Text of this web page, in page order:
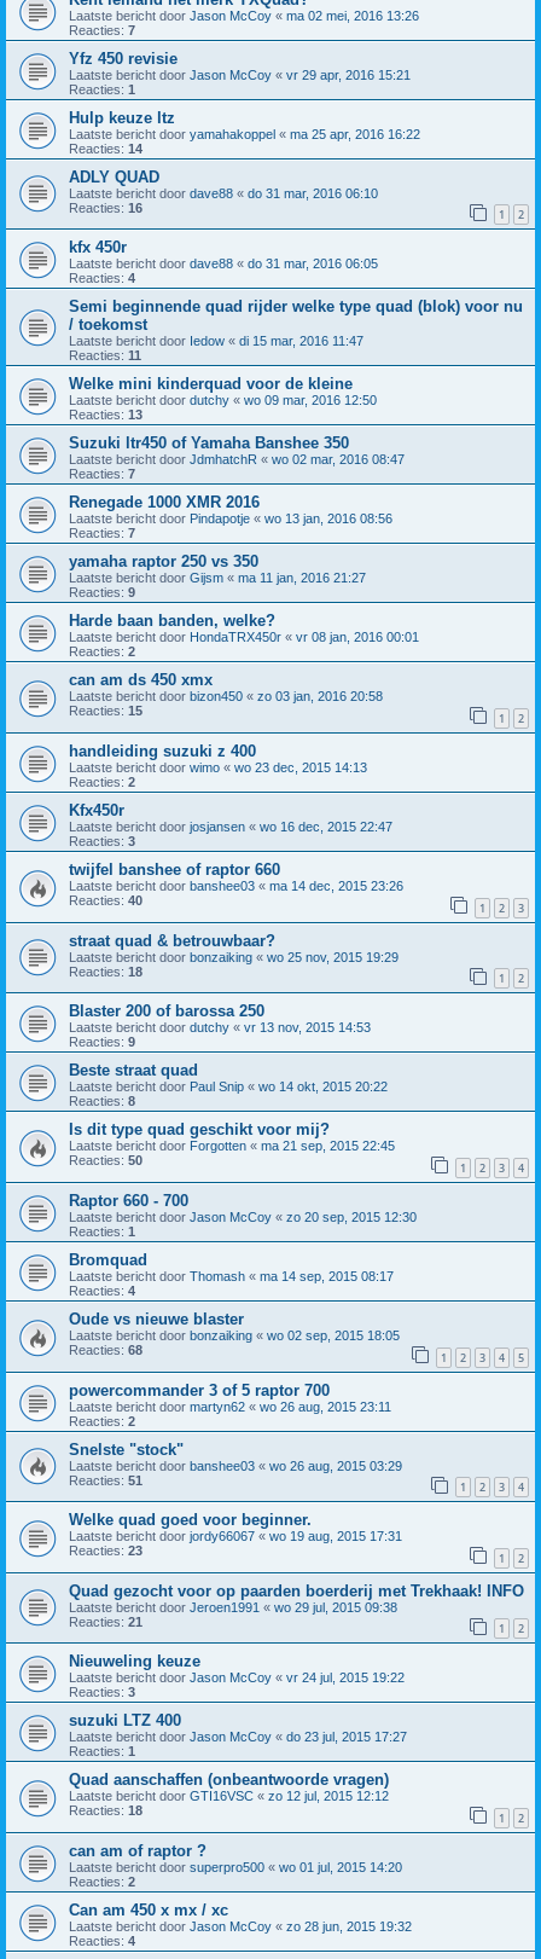
Laatste bericht door Jason McCoy « ma 02 mei, 2016 13:26
Reacties: 7
Yfz 450 revisie
Laatste bericht door Jason McCoy « vr 29 apr, 2016 15:21
Reacties: 1
Hulp keuze ltz
Laatste bericht door yamahakoppel « ma 25 apr, 2016 16:22
Reacties: 14
ADLY QUAD
Laatste bericht door dave88 « do 31 mar, 2016 06:10
Reacties: 16 1 2
kfx 450r
Laatste bericht door dave88 « do 31 mar, 2016 06:05
Reacties: 4
Semi beginnende quad rijder welke type quad (blok) voor nu
/ toekomst
Laatste bericht door Iedow « di 15 mar, 2016 11:47
Reacties: 11
Welke mini kinderquad voor de kleine
Laatste bericht door dutchy « wo 09 mar, 2016 12:50
Reacties: 13
Suzuki ltr450 of Yamaha Banshee 350
Laatste bericht door JdmhatchR « wo 02 mar, 2016 08:47
Reacties: 7
Renegade 1000 XMR 2016
Laatste bericht door Pindapotje « wo 13 jan, 2016 08:56
Reacties: 7
yamaha raptor 250 vs 350
Laatste bericht door Gijsm « ma 11 jan, 2016 21:27
Reacties: 9
Harde baan banden, welke?
Laatste bericht door HondaTRX450r « vr 08 jan, 2016 00:01
Reacties: 2
can am ds 450 xmx
Laatste bericht door bizon450 « zo 03 jan, 2016 20:58
Reacties: 15 1 2
handleiding suzuki z 400
Laatste bericht door wimo « wo 23 dec, 2015 14:13
Reacties: 2
Kfx450r
Laatste bericht door josjansen « wo 16 dec, 2015 22:47
Reacties: 3
twijfel banshee of raptor 660
Laatste bericht door banshee03 « ma 14 dec, 2015 23:26
Reacties: 40 1 2 3
straat quad & betrouwbaar?
Laatste bericht door bonzaiking « wo 25 nov, 2015 19:29
Reacties: 18 1 2
Blaster 200 of barossa 250
Laatste bericht door dutchy « vr 13 nov, 2015 14:53
Reacties: 9
Beste straat quad
Laatste bericht door Paul Snip « wo 14 okt, 2015 20:22
Reacties: 8
Is dit type quad geschikt voor mij?
Laatste bericht door Forgotten « ma 21 sep, 2015 22:45
Reacties: 50 1 2 3 4
Raptor 660 - 700
Laatste bericht door Jason McCoy « zo 20 sep, 2015 12:30
Reacties: 1
Bromquad
Laatste bericht door Thomash « ma 14 sep, 2015 08:17
Reacties: 4
Oude vs nieuwe blaster
Laatste bericht door bonzaiking « wo 02 sep, 2015 18:05
Reacties: 68 1 2 3 4 5
powercommander 3 of 5 raptor 700
Laatste bericht door martyn62 « wo 26 aug, 2015 23:11
Reacties: 2
Snelste "stock"
Laatste bericht door banshee03 « wo 26 aug, 2015 03:29
Reacties: 51 1 2 3 4
Welke quad goed voor beginner.
Laatste bericht door jordy66067 « wo 19 aug, 2015 17:31
Reacties: 23 1 2
Quad gezocht voor op paarden boerderij met Trekhaak! INFO
Laatste bericht door Jeroen1991 « wo 29 jul, 2015 09:38
Reacties: 21 1 2
Nieuweling keuze
Laatste bericht door Jason McCoy « vr 24 jul, 2015 19:22
Reacties: 3
suzuki LTZ 400
Laatste bericht door Jason McCoy « do 23 jul, 2015 17:27
Reacties: 1
Quad aanschaffen (onbeantwoorde vragen)
Laatste bericht door GTI16VSC « zo 12 jul, 2015 12:12
Reacties: 18 1 2
can am of raptor ?
Laatste bericht door superpro500 « wo 01 jul, 2015 14:20
Reacties: 2
Can am 450 x mx / xc
Laatste bericht door Jason McCoy « zo 28 jun, 2015 19:32
Reacties: 4